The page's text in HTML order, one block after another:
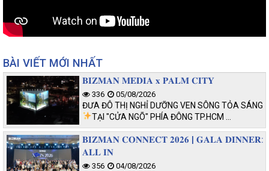
BÀI VIẾT MỚI NHẤT
𝐁𝐈𝐙𝐌𝐀𝐍 𝐌𝐄𝐃𝐈𝐀 𝐱 𝐏𝐀𝐋𝐌 𝐂𝐈𝐓𝐘
336 05/08/2026
ĐƯA ĐÔ THỊ NGHỈ DƯỠNG VEN SÔNG TỎA SÁNG
TẠI "CỬA NGÕ" PHÍA ĐÔNG TP.HCM
𝐁𝐈𝐙𝐌𝐀𝐍 𝐂𝐎𝐍𝐍𝐄𝐂𝐓 𝟐𝟎𝟐𝟔 | 𝐆𝐀𝐋𝐀 𝐃𝐈𝐍𝐍𝐄𝐑:
𝐀𝐋𝐋 𝐈𝐍
356 04/08/2026